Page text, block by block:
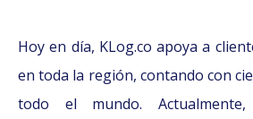
Hoy en día, KLog.co apoya a
en toda la región, contando con
todo el mundo.